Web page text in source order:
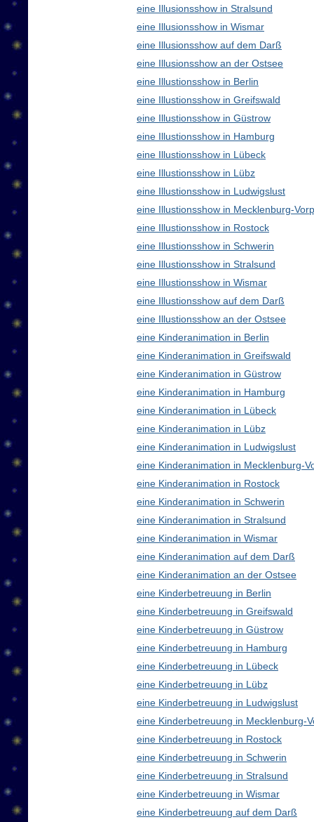
eine Illusionsshow in Stralsund
eine Illusionsshow in Wismar
eine Illusionsshow auf dem Darß
eine Illusionsshow an der Ostsee
eine Illustionsshow in Berlin
eine Illustionsshow in Greifswald
eine Illustionsshow in Güstrow
eine Illustionsshow in Hamburg
eine Illustionsshow in Lübeck
eine Illustionsshow in Lübz
eine Illustionsshow in Ludwigslust
eine Illustionsshow in Mecklenburg-
eine Illustionsshow in Rostock
eine Illustionsshow in Schwerin
eine Illustionsshow in Stralsund
eine Illustionsshow in Wismar
eine Illustionsshow auf dem Darß
eine Illustionsshow an der Ostsee
eine Kinderanimation in Berlin
eine Kinderanimation in Greifswald
eine Kinderanimation in Güstrow
eine Kinderanimation in Hamburg
eine Kinderanimation in Lübeck
eine Kinderanimation in Lübz
eine Kinderanimation in Ludwigslust
eine Kinderanimation in Mecklenburg-
eine Kinderanimation in Rostock
eine Kinderanimation in Schwerin
eine Kinderanimation in Stralsund
eine Kinderanimation in Wismar
eine Kinderanimation auf dem Darß
eine Kinderanimation an der Ostsee
eine Kinderbetreuung in Berlin
eine Kinderbetreuung in Greifswald
eine Kinderbetreuung in Güstrow
eine Kinderbetreuung in Hamburg
eine Kinderbetreuung in Lübeck
eine Kinderbetreuung in Lübz
eine Kinderbetreuung in Ludwigslust
eine Kinderbetreuung in Mecklenburg-
eine Kinderbetreuung in Rostock
eine Kinderbetreuung in Schwerin
eine Kinderbetreuung in Stralsund
eine Kinderbetreuung in Wismar
eine Kinderbetreuung auf dem Darß